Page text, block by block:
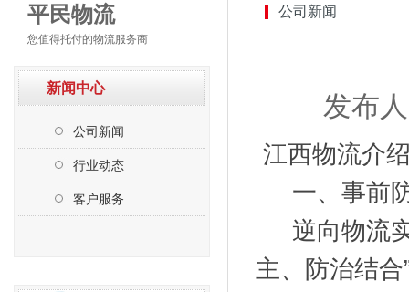
平民物流
您值得托付的物流服务商
新闻中心
公司新闻
行业动态
客户服务
公司新闻
发布
江西物流介
一、事前防
逆向物流实
主、防治结